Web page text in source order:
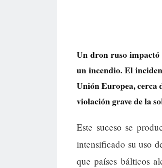
Un dron ruso impactó
un incendio. El
Unión Europea, cerca
violación grave de la
Este suceso se
intensificado su uso
que países bálticos